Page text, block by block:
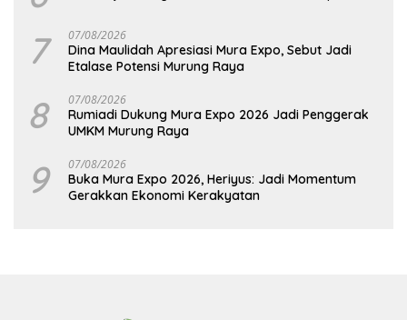
7 07/08/2026
Dina Maulidah Apresiasi Mura Expo, Sebut Jadi
Etalase Potensi Murung Raya
8 07/08/2026
Rumiadi Dukung Mura Expo 2026 Jadi Penggerak
UMKM Murung Raya
9 07/08/2026
Buka Mura Expo 2026, Heriyus: Jadi Momentum
Gerakkan Ekonomi Kerakyatan